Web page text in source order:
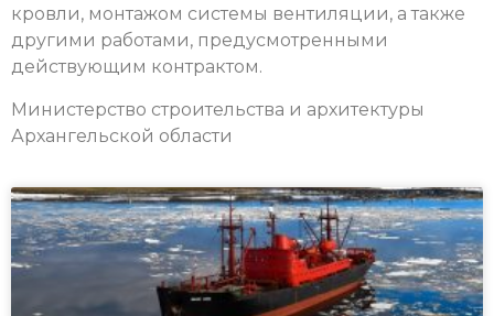
кровли, монтажом системы вентиляции, а также
другими работами, предусмотренными
действующим контрактом.
Министерство строительства и архитектуры
Архангельской области